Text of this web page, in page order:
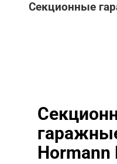
Секционные
Hormann